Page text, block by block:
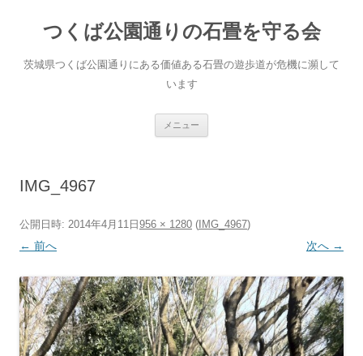
へ
ス
つくば公園通りの石畳を守る会
茨城県つくば公園通りにある価値ある石畳の遊歩道が危機に瀕して
います
メニュー
IMG_4967
公開日時: 2014年4月11日 956 × 1280 ( IMG_4967)
← 前へ 次へ →